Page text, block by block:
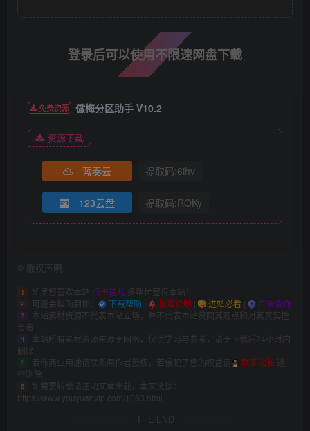
登录后可以使用不限速网盘下载
免费资源 傲梅分区助手 V10.2
资源下载
蓝奏云 提取码:6ihv
123云盘 提取码:ROKy
版权声明
1 如果您喜欢本站 点击这儿 多帮忙宣传本站！
2 可能会帮助到你： 下载帮助 报毒说明 | 进站必看 | 广告合作
3
本站素材资源不代表本站立场，并不代表本站赞同其观点和对其真实性
负责
4
本站所有素材资源来源于网络，仅供学习与参考，请于下载后24小时内
删除
5 若作商业用途请联系原作者授权，若侵犯了您的权益请 联系站长 进
行删除
6
如需要转载请注明文章出处，本文链接：
https://www.youyuanvip.com/1063.html
THE END